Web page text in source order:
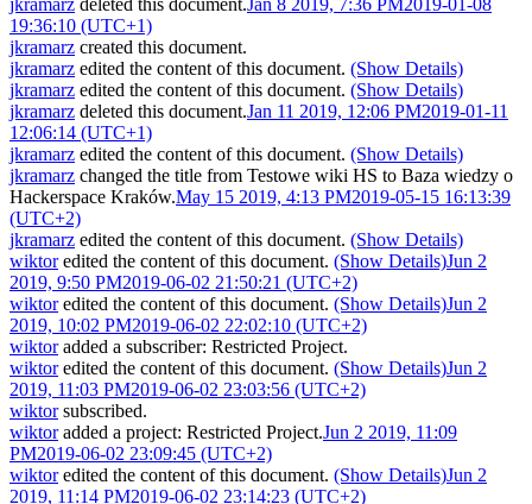
19:36:10 (UTC+1)
jkramarz created this document.
jkramarz edited the content of this document. (Show Details)
jkramarz edited the content of this document. (Show Details)
jkramarz deleted this document.Jan 11 2019, 12:06 PM2019-01-11
12:06:14 (UTC+1)
jkramarz edited the content of this document. (Show Details)
jkramarz changed the title from Testowe wiki HS to Baza wiedzy o
Hackerspace Kraków.May 15 2019, 4:13 PM2019-05-15 16:13:39
(UTC+2)
jkramarz edited the content of this document. (Show Details)
wiktoredited the content of this document. (Show Details)Jun 2
2019, 9:50 PM2019-06-02 21:50:21 (UTC+2)
wiktoredited the content of this document. (Show Details)Jun 2
2019, 10:02 PM2019-06-02 22:02:10 (UTC+2)
wiktoradded a subscriber: Restricted Project.
wiktoredited the content of this document. (Show Details)Jun 2
2019, 11:03 PM2019-06-02 23:03:56 (UTC+2)
wiktorsubscribed.
wiktoradded a project: Restricted Project.Jun 2 2019, 11:09
PM2019-06-02 23:09:45 (UTC+2)
wiktoredited the content of this document. (Show Details)Jun 2
2019, 11:14 PM2019-06-02 23:14:23 (UTC+2)